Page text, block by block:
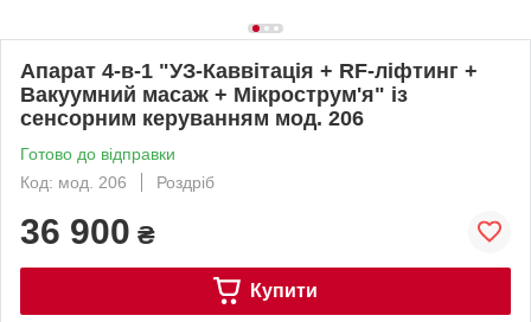
Апарат 4-в-1 "УЗ-Каввітація + RF-ліфтинг +
Вакуумний масаж + Мікрострум'я" із
сенсорним керуванням мод. 206
Готово до відправки
Код: мод. 206
Роздріб
36 900 ₴
Купити